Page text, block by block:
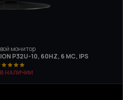
монитор
P32U-10, 60HZ, 6 МС, IPS
В НАЛИЧИИ